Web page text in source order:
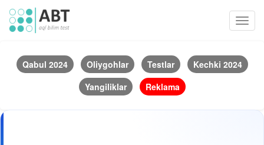
Qabul 2024 Oliygohlar Testlar
Kechki 2024
Yangiliklar
Reklama